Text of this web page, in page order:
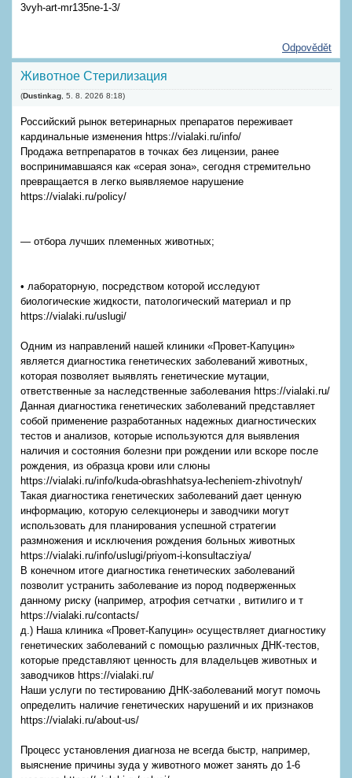
3vyh-art-mr135ne-1-3/
Odpovědět
Животное Стерилизация
(Dustinkag 5. 8. 2026 8:18)
Российский рынок ветеринарных препаратов переживает
кардинальные изменения https://vialaki.ru/info/
Продажа ветпрепаратов в точках без лицензии, ранее
воспринимавшаяся как «серая зона», сегодня стремительно
превращается в легко выявляемое нарушение
https://vialaki.ru/policy/
— отбора лучших племенных животных;
• лабораторную, посредством которой исследуют
биологические жидкости, патологический материал и пр
https://vialaki.ru/uslugi/
Одним из направлений нашей клиники «Провет-Капуцин»
является диагностика генетических заболеваний животных,
которая позволяет выявлять генетические мутации,
ответственные за наследственные заболевания https://vialaki.ru/
Данная диагностика генетических заболеваний представляет
собой применение разработанных надежных диагностических
тестов и анализов, которые используются для выявления
наличия и состояния болезни при рождении или вскоре после
рождения, из образца крови или слюны
https://vialaki.ru/info/kuda-obrashhatsya-lecheniem-zhivotnyh/
Такая диагностика генетических заболеваний дает ценную
информацию, которую селекционеры и заводчики могут
использовать для планирования успешной стратегии
размножения и исключения рождения больных животных
https://vialaki.ru/info/uslugi/priyom-i-konsultacziya/
В конечном итоге диагностика генетических заболеваний
позволит устранить заболевание из пород подверженных
данному риску (например, атрофия сетчатки , витилиго и т
https://vialaki.ru/contacts/
д.) Наша клиника «Провет-Капуцин» осуществляет диагностику
генетических заболеваний с помощью различных ДНК-тестов,
которые представляют ценность для владельцев животных и
заводчиков https://vialaki.ru/
Наши услуги по тестированию ДНК-заболеваний могут помочь
определить наличие генетических нарушений и их признаков
https://vialaki.ru/about-us/
Процесс установления диагноза не всегда быстр, например,
выяснение причины зуда у животного может занять до 1-6